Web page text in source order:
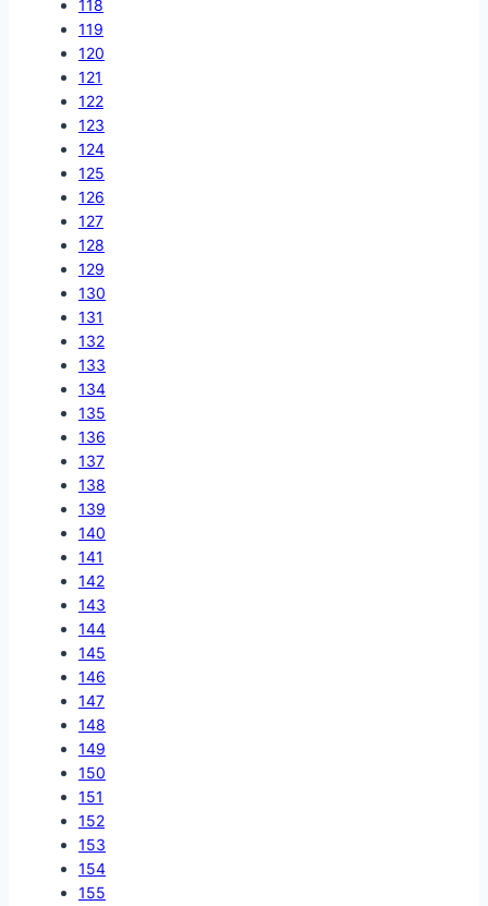
118
119
120
121
122
123
124
125
126
127
128
129
130
131
132
133
134
135
136
137
138
139
140
141
142
143
144
145
146
147
148
149
150
151
152
153
154
155